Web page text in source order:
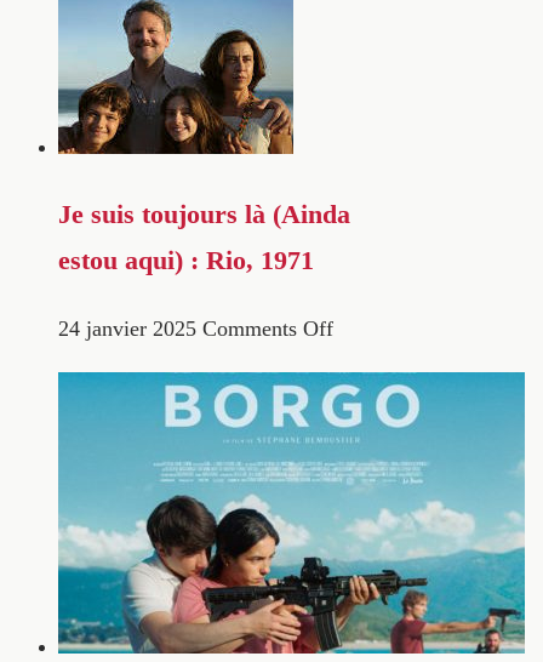
Je suis toujours là (Ainda
estou aqui) : Rio, 1971
24 janvier 2025 Comments Off